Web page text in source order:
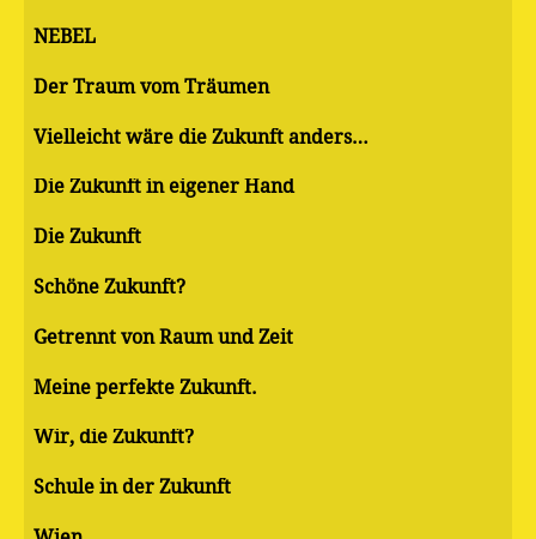
NEBEL
Der Traum vom Träumen
Vielleicht wäre die Zukunft anders…
Die Zukunft in eigener Hand
Die Zukunft
Schöne Zukunft?
Getrennt von Raum und Zeit
Meine perfekte Zukunft.
Wir, die Zukunft?
Schule in der Zukunft